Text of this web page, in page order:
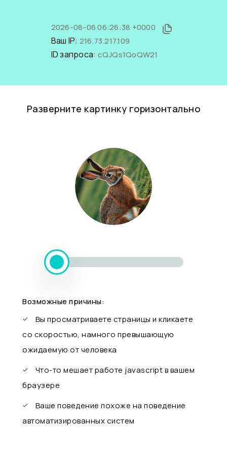
2026-08-06 06:26:38 +0000
Ваш IP: 216.73.217.109
ID запроса: cQJQs1QoQW21
Разверните картинку горизонтально
Возможные причины:
Вы просматриваете страницы и кликаете
со скоростью, намного превышающую
ожидаемую от человека
Что-то мешает работе javascript в вашем
браузере
Ваше поведение похоже на поведение
автоматизированных систем